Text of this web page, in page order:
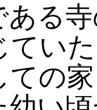
る
てい
の